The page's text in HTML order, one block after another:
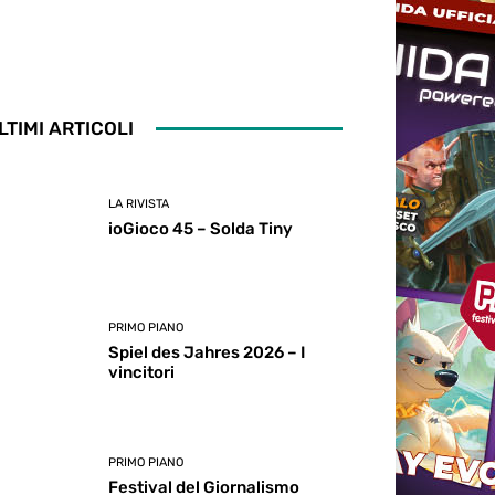
ARTICOLI
LA RIVISTA
ioGioco 45 – Solda Tiny
PRIMO PIANO
Spiel des Jahres 2026 – I
vincitori
PRIMO PIANO
Festival del Giornalismo